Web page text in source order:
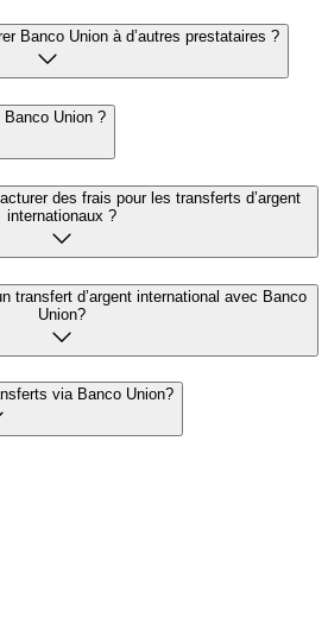
Banco Union à d’autres prestataires ?
Union ?
des frais pour les transferts d’argent
internationaux ?
transfert d’argent international avec Banco
Union?
via Banco Union?